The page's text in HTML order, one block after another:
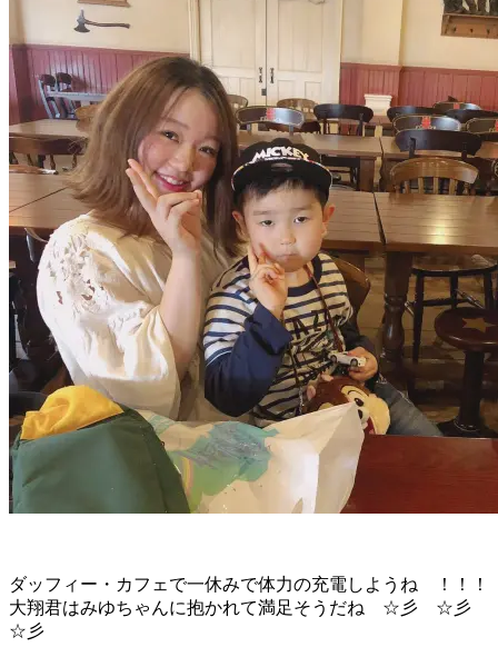
ダッフィー・カフェで一休みで体力の充電しようね ！！！
大翔君はみゆちゃんに抱かれて満足そうだね ☆彡 ☆彡
☆彡